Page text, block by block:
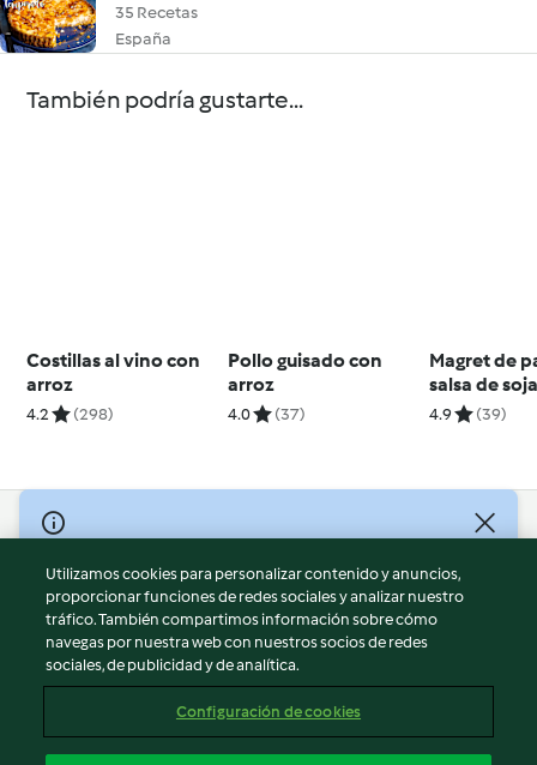
35 Recetas
España
También podría gustarte...
Costillas al vino con
arroz
4.2 (298)
Pollo guisado con
arroz
4.0 (37)
Magret de
salsa de
4.9 (39)
© Copyright 2026
Términos de uso
Política de privacidad
Aviso legal
Información legal
Reportar contenido
Utilizamos cookies para personalizar contenido y anuncios,
proporcionar funciones de redes sociales y analizar nuestro
tráfico. También compartimos información sobre cómo
navegas por nuestra web con nuestros socios de redes
sociales, de publicidad y de analítica.
Configuración de cookies